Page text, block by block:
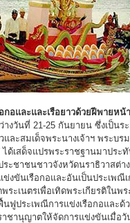
กอและและเรือยาวด้วยฝีพายหน้
งวันที่ 21-25 กันยายน ซึ่งเป็นร
และสมเด็จพระนางเจ้าฯ พระบ
ได้เสด็จแปรพระราชฐานมาปร
ะชาชนชาวจังหวัดนราธิวาสต่า
งขันเรือกอและอันเป็นประเพณี
ระเนตรเพื่อเทิดพระเกียรติใน
นฟูประเพณีการแข่งเรือกอและ
าชานุญาตให้จัดการแข่งขันเมื่อ